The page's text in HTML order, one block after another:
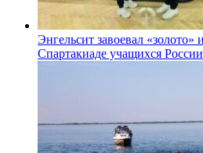
Энгельсит завоевал «золото»
Спартакиаде учащихся России